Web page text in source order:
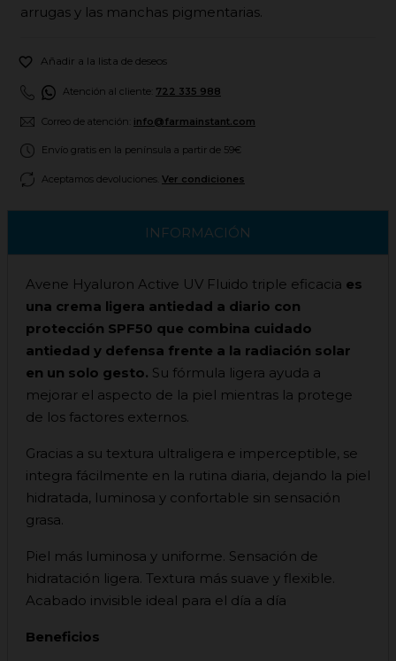
arrugas y las manchas pigmentarias.
 Añadir a la lista de deseos
Atención al cliente: 722 335 988
Correo de atención: info@farmainstant.com
Envío gratis en la península a partir de 59€
Aceptamos devoluciones. Ver condiciones
INFORMACIÓN
Avene Hyaluron Active UV Fluido triple eficacia es
una crema ligera antiedad a diario con
protección SPF50 que combina cuidado
antiedad y defensa frente a la radiación solar
en un solo gesto. Su fórmula ligera ayuda a
mejorar el aspecto de la piel mientras la protege
de los factores externos.
Gracias a su textura ultraligera e imperceptible, se
integra fácilmente en la rutina diaria, dejando la piel
hidratada, luminosa y confortable sin sensación
grasa.
Piel más luminosa y uniforme. Sensación de
hidratación ligera. Textura más suave y flexible.
Acabado invisible ideal para el día a día
Beneficios